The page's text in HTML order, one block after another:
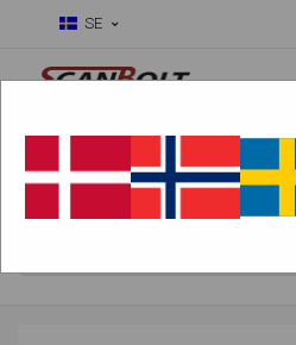
SE